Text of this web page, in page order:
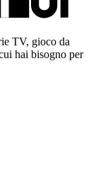
TV, gioco da
hai bisogno per